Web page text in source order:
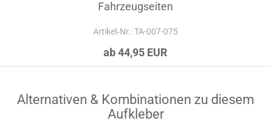
Fahrzeugseiten
Artikel‑Nr.: TA-007-075
ab 44,95 EUR
Alternativen & Kombinationen zu diesem
Aufkleber